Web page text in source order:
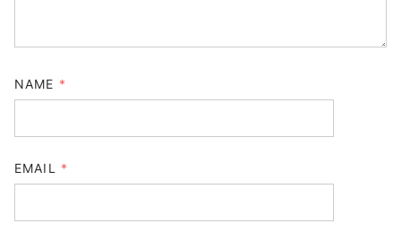
NAME *
EMAIL *